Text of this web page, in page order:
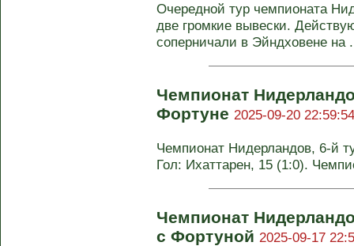
Очередной тур чемпионата
две громкие вывески.
соперничали в Эйндховене на
Чемпионат
Фортуне 2025-09-20 22:59:54
Чемпионат Нидерландов, 6-й
Гол: Ихаттарен, 15 (1:0).
Чемпионат
с Фортуной 2025-09-17